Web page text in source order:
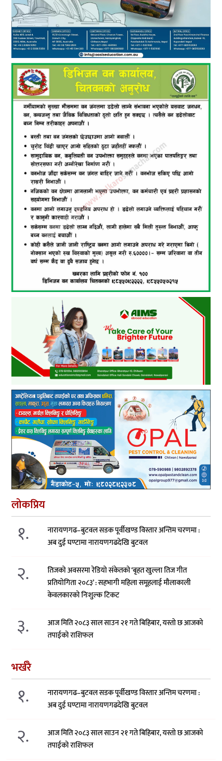
लोकप्रिय
१.
नारायणगढ–बुटवल सडक पूर्वीखण्ड विस्तार अन्तिम चरणमा :
अब दुई घण्टामा नारायणगढदेखि बुटवल
२.
तिजको अवसरमा रेडियो संकेतको ‘बृहत खुल्ला तिज गीत
प्रतियोगिता २०८३’ : सहभागी महिला समूहलाई मौलाकाली
केवलकारको निःशुल्क टिकट
३.
आज मिति २०८३ साल साउन २१ गते बिहिबार, यस्तो छ आजको
तपाईको राशिफल
भर्खरै
१.
नारायणगढ–बुटवल सडक पूर्वीखण्ड विस्तार अन्तिम चरणमा :
अब दुई घण्टामा नारायणगढदेखि बुटवल
२.
आज मिति २०८३ साल साउन २१ गते बिहिबार, यस्तो छ आजको
तपाईको राशिफल